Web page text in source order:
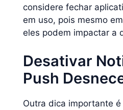
considere fechar
em uso, pois mesmo
eles podem impactar a
Desativar
Push
Outra dica importante é